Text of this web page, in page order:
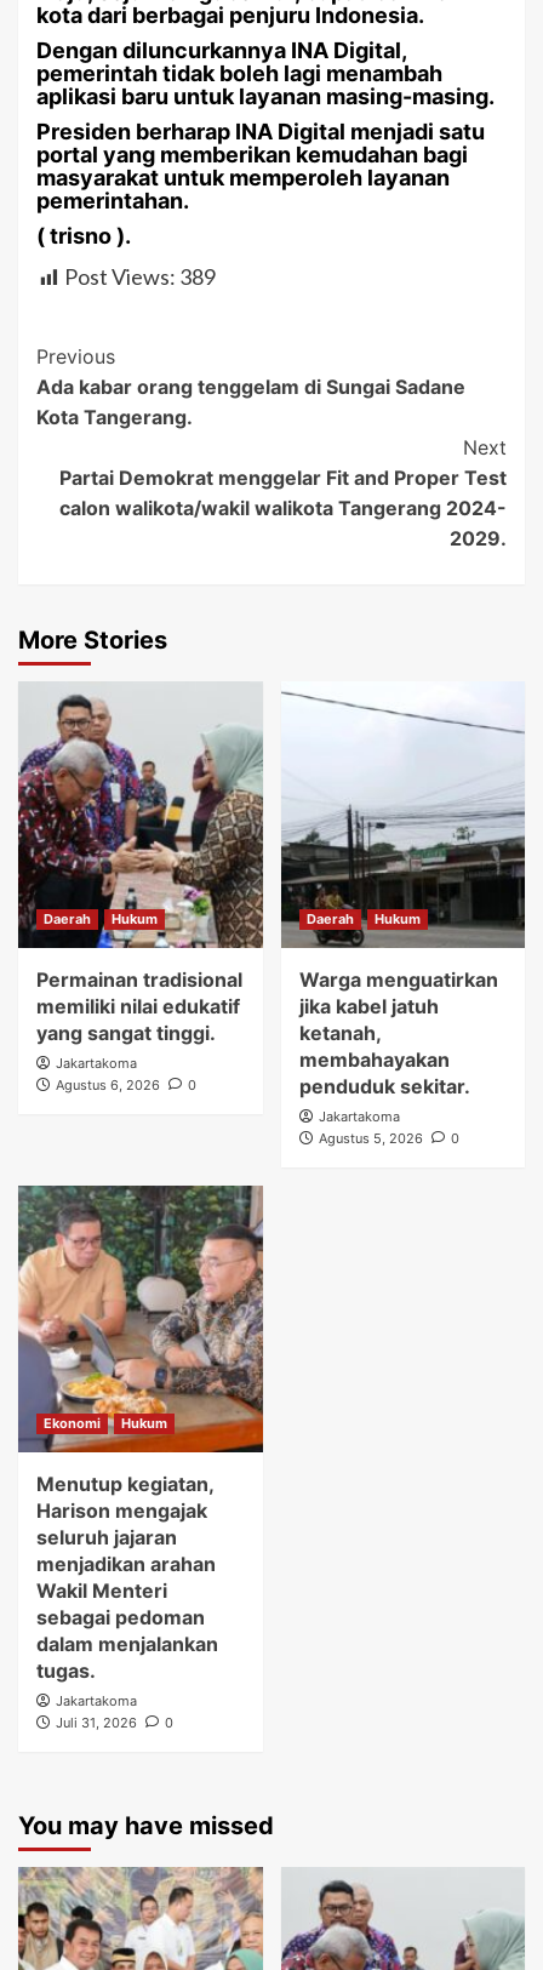
kota dari berbagai penjuru Indonesia.
Dengan diluncurkannya INA Digital,
pemerintah tidak boleh lagi menambah
aplikasi baru untuk layanan masing-masing.
Presiden berharap INA Digital menjadi satu
portal yang memberikan kemudahan bagi
masyarakat untuk memperoleh layanan
pemerintahan.
( trisno ).
Post Views: 389
Post
Navigation
Previous
Ada kabar orang tenggelam di Sungai Sadane
Kota Tangerang.
Next
Partai Demokrat menggelar Fit and Proper Test
calon walikota/wakil walikota Tangerang 2024-
2029.
More Stories
Daerah Hukum
Permainan tradisional
memiliki nilai edukatif
yang sangat tinggi.
Jakartakoma
Agustus 6, 2026
0
Daerah Hukum
Warga menguatirkan
jika kabel jatuh
ketanah,
membahayakan
penduduk sekitar.
Jakartakoma
Agustus 5, 2026
0
Ekonomi Hukum
Menutup kegiatan,
Harison mengajak
seluruh jajaran
menjadikan arahan
Wakil Menteri
sebagai pedoman
dalam menjalankan
tugas.
Jakartakoma
Juli 31, 2026
0
You may have missed